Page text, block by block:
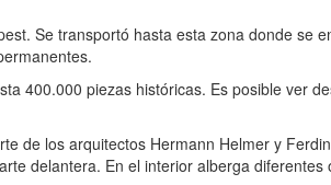
Se transportó hasta esta zona donde se
400.000 piezas históricas. Es posible ver
de los arquitectos Hermann Helmer y
delantera. En el interior alberga diferentes